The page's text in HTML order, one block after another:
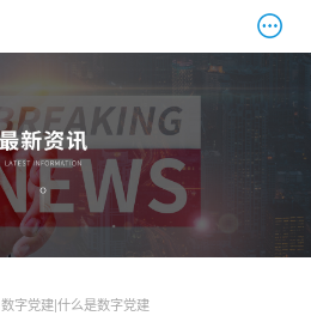
数字党建|什么是数字党建